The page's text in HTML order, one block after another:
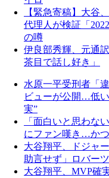
【緊急寄稿】大谷
代理人が検証「
の噂
伊良部秀輝、元通
茶目で話し好き」
水原一平受刑者「
ビューが公開…低
実”
「面白いと思わな
にファン嘆き…か
大谷翔平、ドジャ
助言せず」ロバー
大谷翔平、MVP確